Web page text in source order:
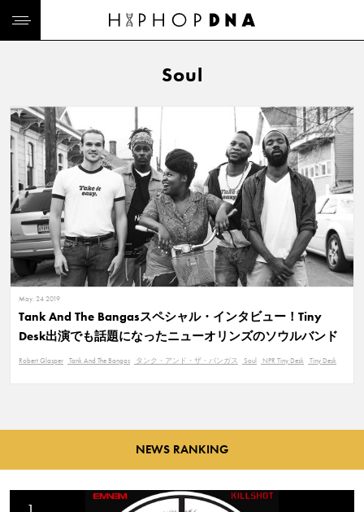
Soul
May. 24 2019
Tank And The Bangasスペシャル・インタビュー！Tiny
Desk出演でも話題になったニューオリンズのソウルバンド
Robert Glasper Tank And The Bangas タンク・アンド・ザ・バンガス Soul NPR Tiny Desk Tiny Desk
NEWS RANKING